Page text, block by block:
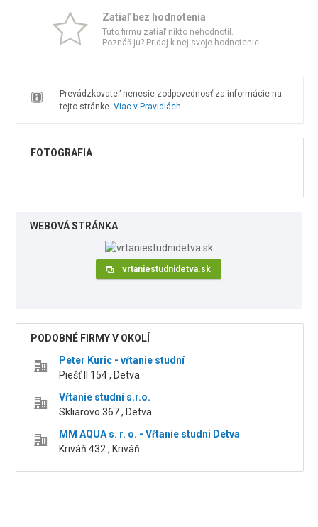
Zatiaľ bez hodnotenia
Túto firmu zatiaľ nikto nehodnotil.
Poznáš ju? Pridaj k nej svoje hodnotenie.
Prevádzkovateľ nenesie zodpovednosť za informácie na
tejto stránke. Viac v Pravidlách
FOTOGRAFIA
WEBOVÁ STRÁNKA
vrtaniestudnidetva.sk
PODOBNÉ FIRMY V OKOLÍ
Peter Kuric - vŕtanie studní
Piešť II 154 , Detva
Vŕtanie studní s.r.o.
Skliarovo 367 , Detva
MM AQUA s. r. o. - Vŕtanie studní Detva
Kriváň 432 , Kriváň